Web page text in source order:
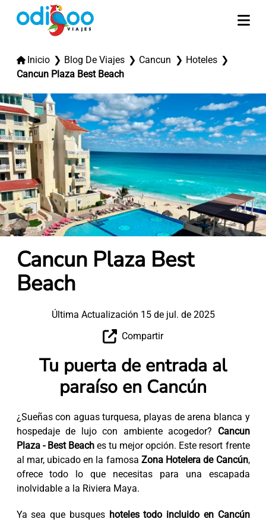
Inicio Blog De Viajes Cancun
Hoteles
Cancun Plaza Best Beach
Cancun Plaza Best
Beach
Última Actualización 15 de jul. de 2025
Compartir
Tu puerta de entrada al
paraíso en Cancún
¿Sueñas con aguas turquesa, playas de arena blanca y
hospedaje de lujo con ambiente acogedor? Cancun
Plaza - Best Beaches tu mejor opción. Este resort frente
al mar, ubicado en la famosa Zona Hotelera de Cancún,
ofrece todo lo que necesitas para una escapada
inolvidable a la Riviera Maya.
Ya sea que busques hoteles todo incluido en Cancún